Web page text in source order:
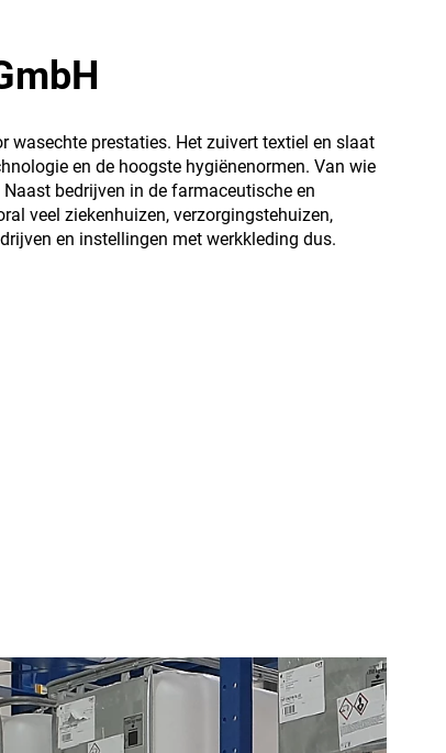
wasechte prestaties. Het zuivert textiel en slaat
en de hoogste hygiënenormen. Van wie
bedrijven in de farmaceutische en
veel ziekenhuizen, verzorgingstehuizen,
en instellingen met werkkleding dus.